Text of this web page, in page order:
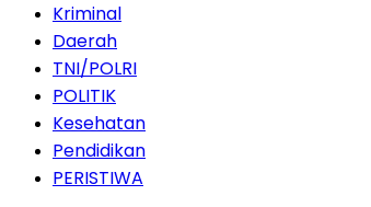
Kriminal
Daerah
TNI/POLRI
POLITIK
Kesehatan
Pendidikan
PERISTIWA